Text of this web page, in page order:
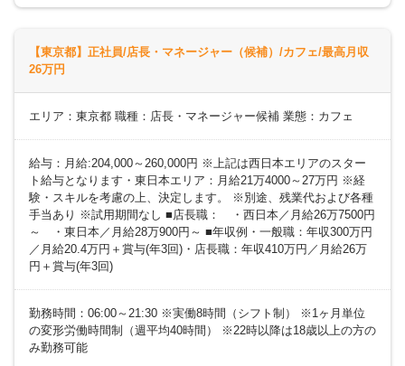
【東京都】正社員/店長・マネージャー（候補）/カフェ/最高月収
26万円
エリア：東京都 職種：店長・マネージャー候補 業態：カフェ
給与：月給:204,000～260,000円 ※上記は西日本エリアのスター
ト給与となります・東日本エリア：月給21万4000～27万円 ※経
験・スキルを考慮の上、決定します。 ※別途、残業代および各種
手当あり ※試用期間なし ■店長職： ・西日本／月給26万7500円
～ ・東日本／月給28万900円～ ■年収例・一般職：年収300万円
／月給20.4万円＋賞与(年3回)・店長職：年収410万円／月給26万
円＋賞与(年3回)
勤務時間：06:00～21:30 ※実働8時間（シフト制） ※1ヶ月単位
の変形労働時間制（週平均40時間） ※22時以降は18歳以上の方の
み勤務可能